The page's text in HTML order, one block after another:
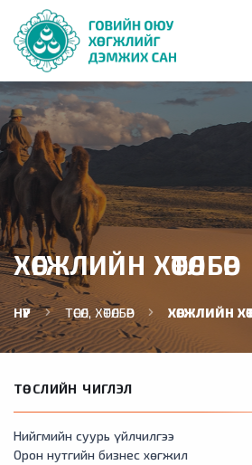
ХӨГЖЛИЙН ХӨТӨЛБӨР
НҮҮР ТӨСӨЛ, ХӨТӨЛБӨР ХӨГЖЛИЙН
ТӨСЛИЙН ЧИГЛЭЛ
Нийгмийн суурь үйлчилгээ
Орон нутгийн бизнес хөгжил